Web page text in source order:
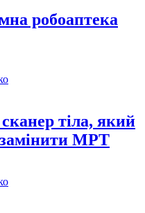
робоаптека
тіла, який
МРТ